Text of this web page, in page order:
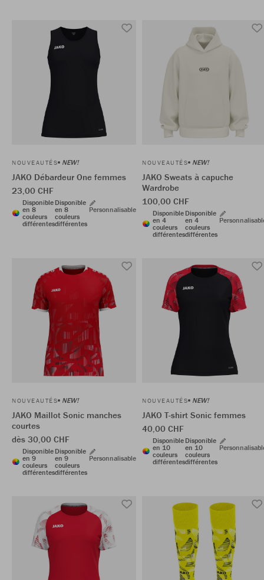
NOUVEAUTÉS NEW!
JAKO Débardeur One femmes
23,00 CHF
Disponible
en 8
couleurs
différentes
Disponible
en 8
couleurs
différentes
Personnalisable
NOUVEAUTÉS NEW!
JAKO Sweats à capuche
Wardrobe
100,00 CHF
Disponible
en 4
couleurs
différentes
Disponible
en 4
couleurs
différentes
NOUVEAUTÉS NEW!
JAKO Maillot Sonic manches
courtes
dès 30,00 CHF
Disponible
en 9
couleurs
différentes
Disponible
en 9
couleurs
différentes
Personnalisable
NOUVEAUTÉS NEW!
JAKO T-shirt Sonic femmes
40,00 CHF
Disponible
en 10
couleurs
différentes
Disponible
en 10
couleurs
différentes